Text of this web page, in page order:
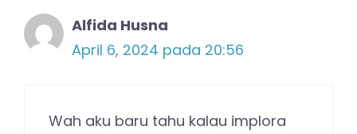
Alfida Husna
April 6, 2024 pada 20:56
Wah aku baru tahu kalau implora